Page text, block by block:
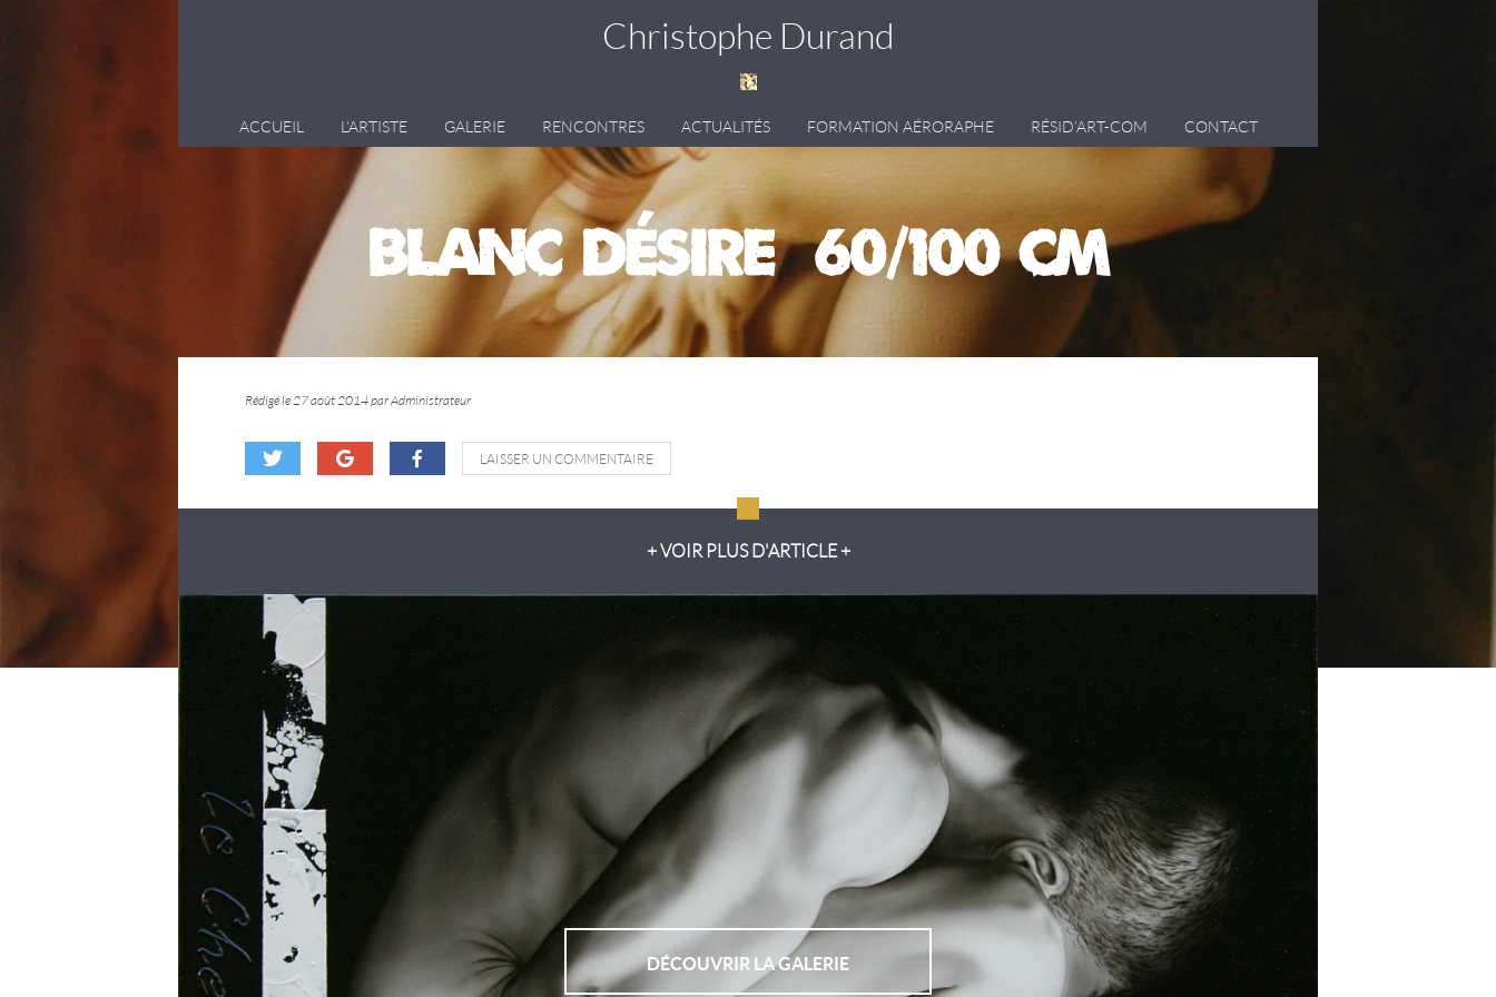
Christophe Durand
ACCUEIL L’ARTISTE GALERIE RENCONTRES ACTUALITÉS FORMATION AÉRORAPHE RÉSID’ART-COM CONTACT
BLANC DÉSIRE (60/100 cm)
Rédigé le 27 août 2014 par Administrateur
LAISSER UN COMMENTAIRE
+ VOIR PLUS D'ARTICLE +
DÉCOUVRIR LA GALERIE